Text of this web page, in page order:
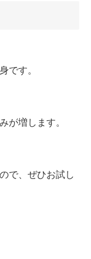
です。
が増します。
ので、ぜひお試し